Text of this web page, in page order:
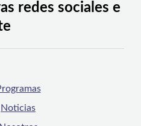
redes sociales e
Noticias